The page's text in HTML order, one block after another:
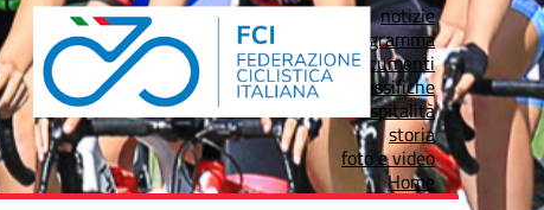
notizie
programma
documenti
classifiche
ospitalità
storia
foto e video
Home